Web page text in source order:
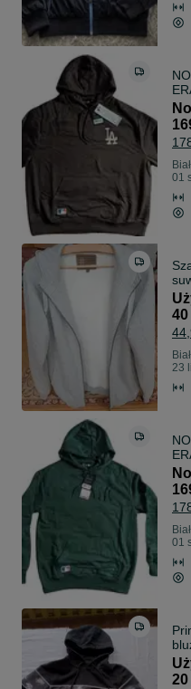
01
40
23
01
M
20